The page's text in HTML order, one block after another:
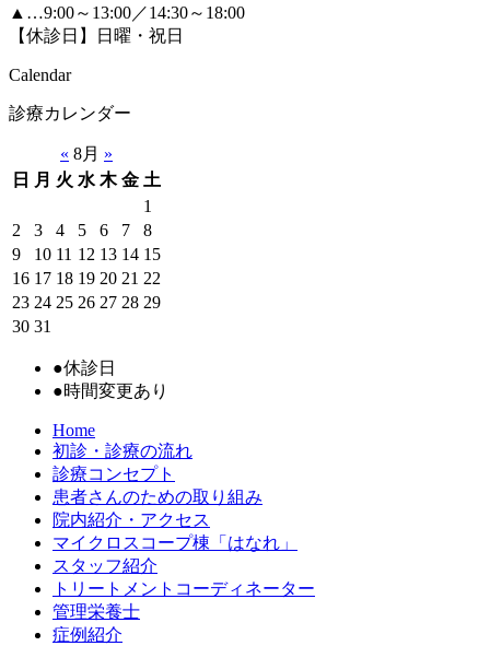
▲…9:00～13:00／14:30～18:00
【休診日】日曜・祝日
Calendar
診療カレンダー
« 8月 »
日
月 火 水 木 金 土
1
2
3 4 5 6 7
8
9
10 11 12 13 14 15
16 17 18 19 20 21 22
23 24 25 26 27 28 29
30 31
●休診日
●時間変更あり
Home
初診・診療の流れ
診療コンセプト
患者さんのための取り組み
院内紹介・アクセス
マイクロスコープ棟「はなれ」
スタッフ紹介
トリートメントコーディネーター
管理栄養士
症例紹介